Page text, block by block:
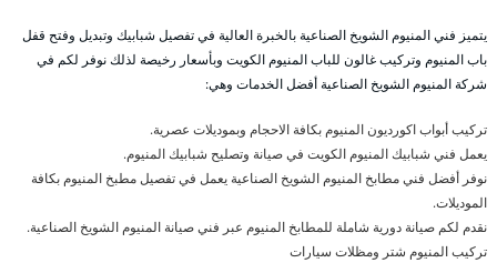
يتميز فني المنيوم الشويخ الصناعية بالخبرة العالية في تفصيل شبابيك وتبديل وفتح قفل
باب المنيوم وتركيب غالون للباب المنيوم الكويت وبأسعار رخيصة لذلك نوفر لكم في
شركة المنيوم الشويخ الصناعية أفضل الخدمات وهي:
تركيب أبواب اكورديون المنيوم بكافة الاحجام وبموديلات عصرية.
يعمل فني شبابيك المنيوم الكويت في صيانة وتصليح شبابيك المنيوم.
نوفر أفضل فني مطابخ المنيوم الشويخ الصناعية يعمل في تفصيل مطبخ المنيوم بكافة
الموديلات.
نقدم لكم صيانة دورية شاملة للمطابخ المنيوم عبر فني صيانة المنيوم الشويخ الصناعية.
تركيب المنيوم شتر ومظلات سيارات